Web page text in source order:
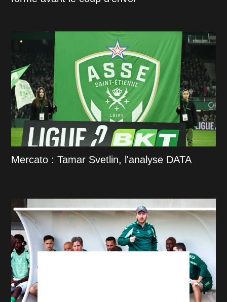
Mercato : Tamar Svetlin, l'analyse DATA